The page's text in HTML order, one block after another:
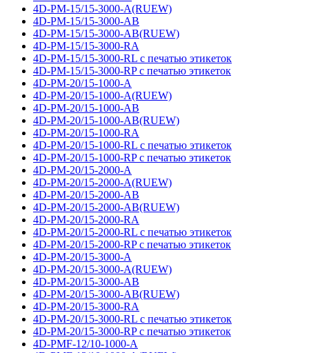
4D-PM-15/15-3000-A(RUEW)
4D-PM-15/15-3000-AB
4D-PM-15/15-3000-AB(RUEW)
4D-PM-15/15-3000-RA
4D-PM-15/15-3000-RL с печатью этикеток
4D-PM-15/15-3000-RP с печатью этикеток
4D-PM-20/15-1000-A
4D-PM-20/15-1000-A(RUEW)
4D-PM-20/15-1000-AB
4D-PM-20/15-1000-AB(RUEW)
4D-PM-20/15-1000-RA
4D-PM-20/15-1000-RL с печатью этикеток
4D-PM-20/15-1000-RP с печатью этикеток
4D-PM-20/15-2000-A
4D-PM-20/15-2000-A(RUEW)
4D-PM-20/15-2000-AB
4D-PM-20/15-2000-AB(RUEW)
4D-PM-20/15-2000-RA
4D-PM-20/15-2000-RL с печатью этикеток
4D-PM-20/15-2000-RP с печатью этикеток
4D-PM-20/15-3000-A
4D-PM-20/15-3000-A(RUEW)
4D-PM-20/15-3000-AB
4D-PM-20/15-3000-AB(RUEW)
4D-PM-20/15-3000-RA
4D-PM-20/15-3000-RL с печатью этикеток
4D-PM-20/15-3000-RP с печатью этикеток
4D-PMF-12/10-1000-A